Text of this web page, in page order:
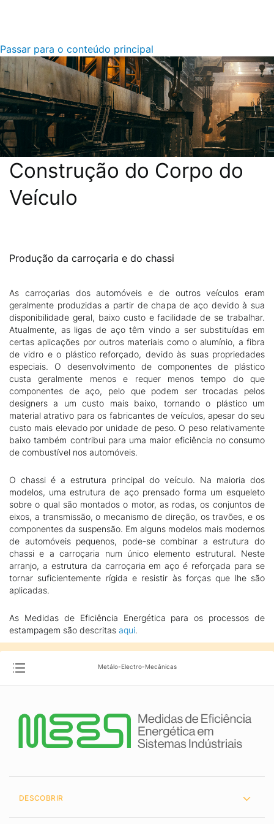
Passar para o conteúdo principal
Metálo-Electro-Mecânicas
Construção do Corpo do
Veículo
Descrição
Produção da carroçaria e do chassi
As carroçarias dos automóveis e de outros veículos eram
geralmente produzidas a partir de chapa de aço devido à sua
disponibilidade geral, baixo custo e facilidade de se trabalhar.
Atualmente, as ligas de aço têm vindo a ser substituídas em
certas aplicações por outros materiais como o alumínio, a fibra
de vidro e o plástico reforçado, devido às suas propriedades
especiais. O desenvolvimento de componentes de plástico
custa geralmente menos e requer menos tempo do que
componentes de aço, pelo que podem ser trocadas pelos
designers a um custo mais baixo, tornando o plástico um
material atrativo para os fabricantes de veículos, apesar do seu
custo mais elevado por unidade de peso. O peso relativamente
baixo também contribui para uma maior eficiência no consumo
de combustível nos automóveis.
O chassi é a estrutura principal do veículo. Na maioria dos
modelos, uma estrutura de aço prensado forma um esqueleto
sobre o qual são montados o motor, as rodas, os conjuntos de
eixos, a transmissão, o mecanismo de direção, os travões, e os
componentes da suspensão. Em alguns modelos mais modernos
de automóveis pequenos, pode-se combinar a estrutura do
chassi e a carroçaria num único elemento estrutural. Neste
arranjo, a estrutura da carroçaria em aço é reforçada para se
tornar suficientemente rígida e resistir às forças que lhe são
aplicadas.
As Medidas de Eficiência Energética para os processos de
estampagem são descritas aqui.
DESCOBRIR